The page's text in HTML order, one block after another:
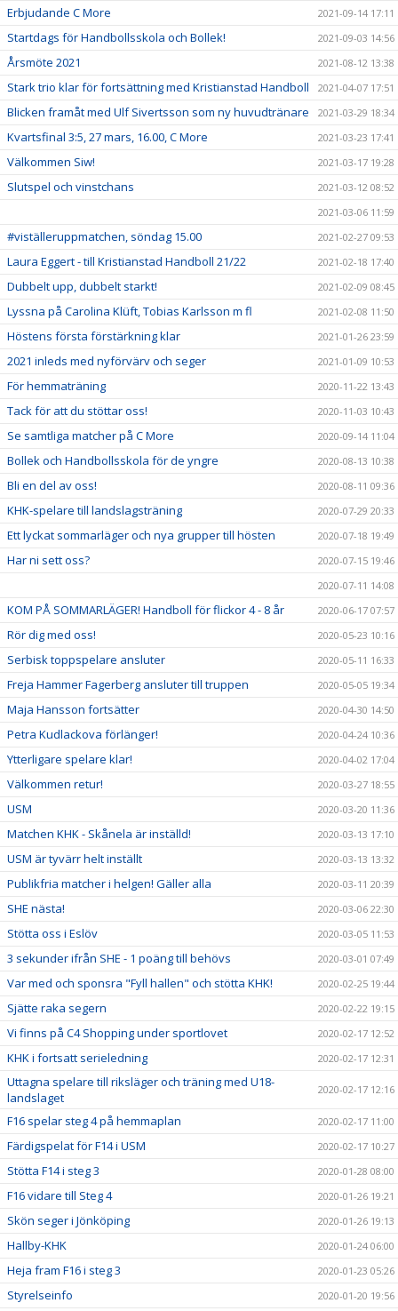
Erbjudande C More 2021-09-14 17:11
Startdags för Handbollsskola och Bollek! 2021-09-03 14:56
Årsmöte 2021 2021-08-12 13:38
Stark trio klar för fortsättning med Kristianstad Handboll 2021-04-07 17:51
Blicken framåt med Ulf Sivertsson som ny huvudtränare 2021-03-29 18:34
Kvartsfinal 3:5, 27 mars, 16.00, C More 2021-03-23 17:41
Välkommen Siw! 2021-03-17 19:28
Slutspel och vinstchans
2021-03-12 08:52
2021-03-06 11:59
#viställeruppmatchen, söndag 15.00 2021-02-27 09:53
Laura Eggert - till Kristianstad Handboll 21/22 2021-02-18 17:40
Dubbelt upp, dubbelt starkt! 2021-02-09 08:45
Lyssna på Carolina Klüft, Tobias Karlsson m fl 2021-02-08 11:50
Höstens första förstärkning klar 2021-01-26 23:59
2021 inleds med nyförvärv och seger 2021-01-09 10:53
För hemmaträning 2020-11-22 13:43
Tack för att du stöttar oss! 2020-11-03 10:43
Se samtliga matcher på C More 2020-09-14 11:04
Bollek och Handbollsskola för de yngre 2020-08-13 10:38
Bli en del av oss! 2020-08-11 09:36
KHK-spelare till landslagsträning 2020-07-29 20:33
Ett lyckat sommarläger och nya grupper till hösten 2020-07-18 19:49
Har ni sett oss?
2020-07-15 19:46
2020-07-11 14:08
KOM PÅ SOMMARLÄGER! Handboll för flickor 4 - 8 år 2020-06-17 07:57
Rör dig med oss! 2020-05-23 10:16
Serbisk toppspelare ansluter 2020-05-11 16:33
Freja Hammer Fagerberg ansluter till truppen 2020-05-05 19:34
Maja Hansson fortsätter 2020-04-30 14:50
Petra Kudlackova förlänger! 2020-04-24 10:36
Ytterligare spelare klar! 2020-04-02 17:04
Välkommen retur! 2020-03-27 18:55
USM 2020-03-20 11:36
Matchen KHK - Skånela är inställd! 2020-03-13 17:10
USM är tyvärr helt inställt 2020-03-13 13:32
Publikfria matcher i helgen! Gäller alla 2020-03-11 20:39
SHE nästa! 2020-03-06 22:30
Stötta oss i Eslöv 2020-03-05 11:53
3 sekunder ifrån SHE - 1 poäng till behövs 2020-03-01 07:49
Var med och sponsra "Fyll hallen" och stötta KHK! 2020-02-25 19:44
Sjätte raka segern 2020-02-22 19:15
Vi finns på C4 Shopping under sportlovet 2020-02-17 12:52
KHK i fortsatt serieledning 2020-02-17 12:31
Uttagna spelare till riksläger och träning med U18-
landslaget
2020-02-17 12:16
F16 spelar steg 4 på hemmaplan 2020-02-17 11:00
Färdigspelat för F14 i USM 2020-02-17 10:27
Stötta F14 i steg 3 2020-01-28 08:00
F16 vidare till Steg 4 2020-01-26 19:21
Skön seger i Jönköping 2020-01-26 19:13
Hallby-KHK 2020-01-24 06:00
Heja fram F16 i steg 3 2020-01-23 05:26
Styrelseinfo 2020-01-20 19:56